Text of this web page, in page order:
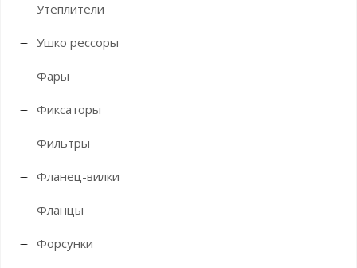
Утеплители
Ушко рессоры
Фары
Фиксаторы
Фильтры
Фланец-вилки
Фланцы
Форсунки